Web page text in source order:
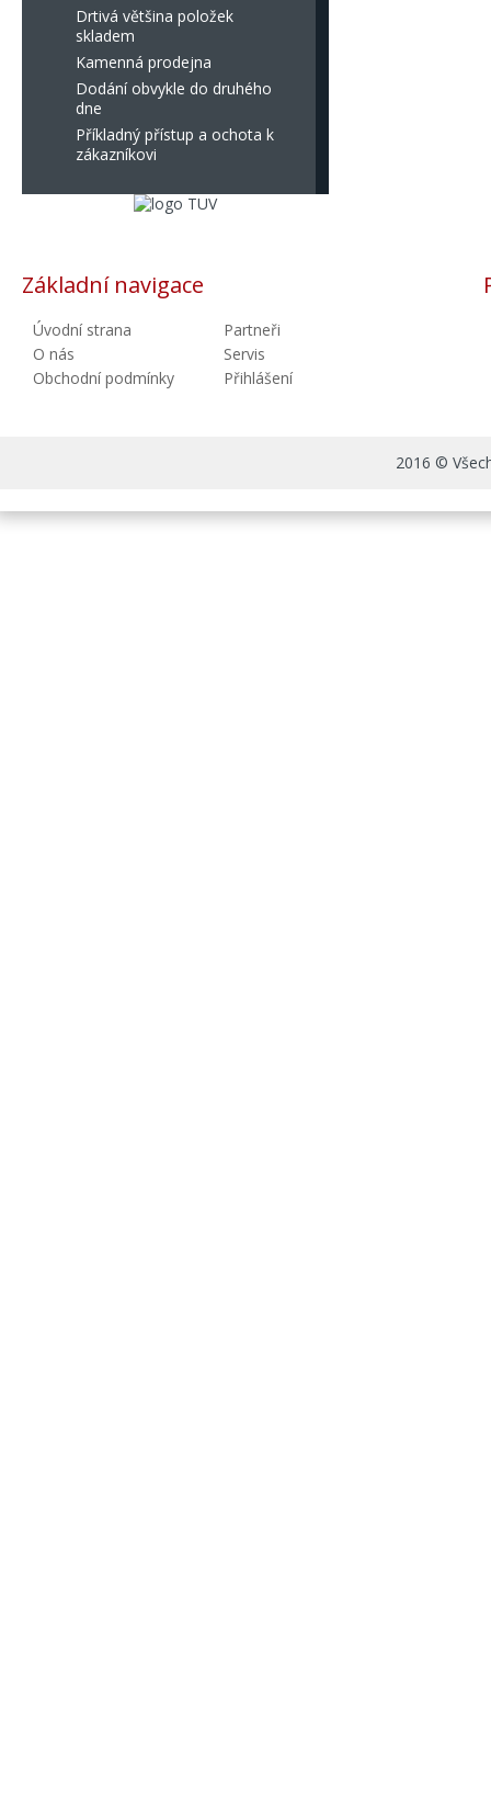
Drtivá většina položek
skladem
Kamenná prodejna
Dodání obvykle do druhého
dne
Příkladný přístup a ochota k
zákazníkovi
Základní navigace
Úvodní strana
O nás
Obchodní podmínky
Partneři
Servis
Přihlášení
2016 ©